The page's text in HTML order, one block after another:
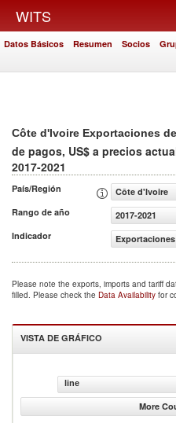
WITS
Datos Básicos Resumen Socios
Côte d'Ivoire Exportaciones
de pagos, US$ a precios
2017-2021
País/Región
Côte d'Ivoire
Rango de año
2017-2021
Indicador
Please note the exports, imports and tariff
filled. Please check the Data Availability for
VISTA DE GRÁFICO
line
More